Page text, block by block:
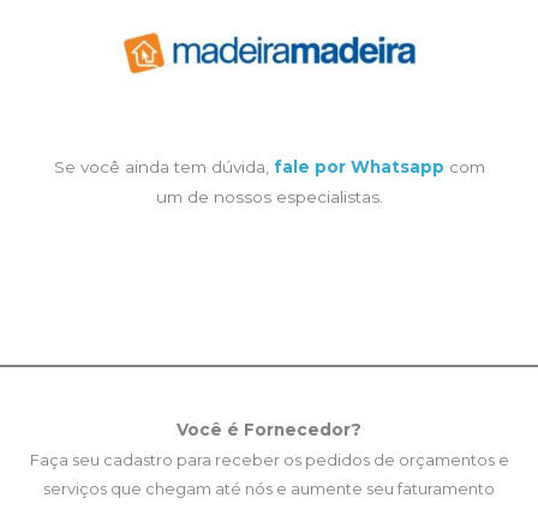
Se você ainda tem dúvida, fale por Whatsapp com
um de nossos especialistas.
Você é Fornecedor?
Faça seu cadastro para receber os pedidos de orçamentos e
serviços que chegam até nós e aumente seu faturamento